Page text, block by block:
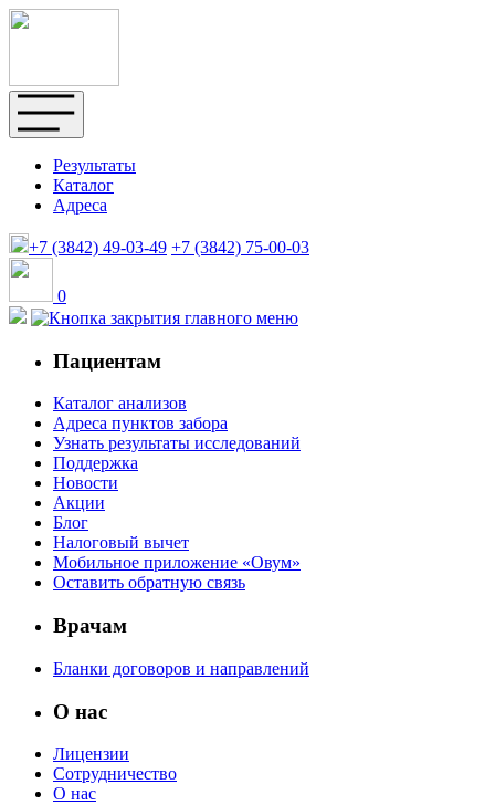
Результаты
Каталог
Адреса
+7 (3842) 49-03-49 +7 (3842) 75-00-03
0
Пациентам
Каталог анализов
Адреса пунктов забора
Узнать результаты исследований
Поддержка
Новости
Акции
Блог
Налоговый вычет
Мобильное приложение «Овум»
Оставить обратную связь
Врачам
Бланки договоров и направлений
О нас
Лицензии
Сотрудничество
О нас